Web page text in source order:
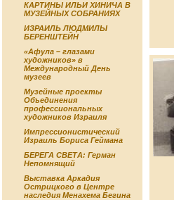
КАРТИНЫ ИЛЬИ ХИНИЧА В
МУЗЕЙНЫХ СОБРАНИЯХ
ИЗРАИЛЬ ЛЮДМИЛЫ
БЕРЕНШТЕЙН
«Афула – глазами
художников» в
Международный День
музеев
Музейные проекты
Объединения
профессиональных
художников Израиля
Импрессионистический
Израиль Бориса Геймана
БЕРЕГА СВЕТА: Герман
Непомнящий
Выставка Аркадия
Острицкого в Центре
наследия Менахема Бегина